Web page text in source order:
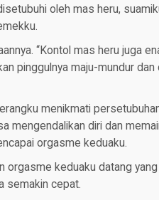
oleh mas heru,
“Kontol mas heru juga
pinggulnya maju-mundur dan
menikmati
mengendalikan diri dan
orgasme keduaku.
orgasme keduaku datang
semakin cepat.